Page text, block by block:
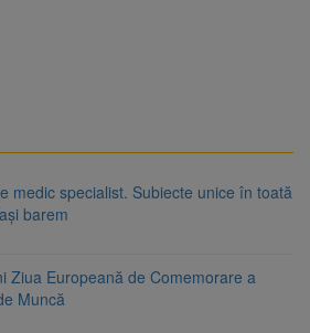
medic specialist. Subiecte unice în toată
barem
Ziua Europeană de Comemorare a
Muncă